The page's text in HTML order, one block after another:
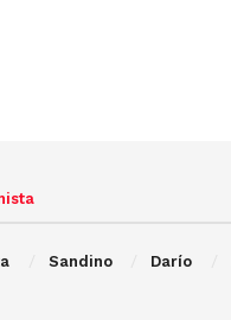
Sandino Darío